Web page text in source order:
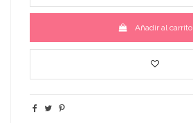
Añadir al carrito